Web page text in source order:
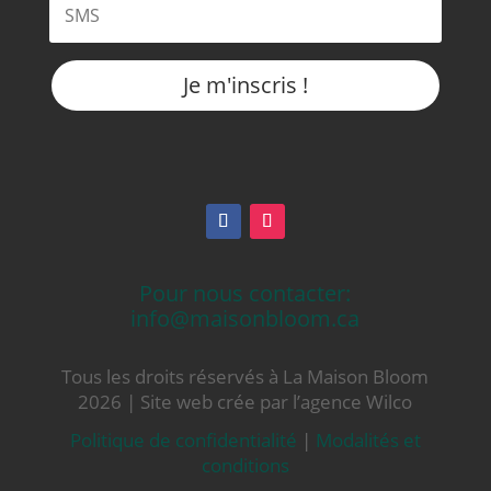
Je m'inscris !
Pour nous contacter:
info@maisonbloom.ca
Tous les droits réservés à La Maison Bloom
2026 | Site web crée par l’agence Wilco
Politique de confidentialité | Modalités et
conditions